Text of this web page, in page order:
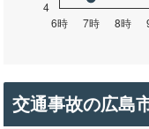
交通事故の広島